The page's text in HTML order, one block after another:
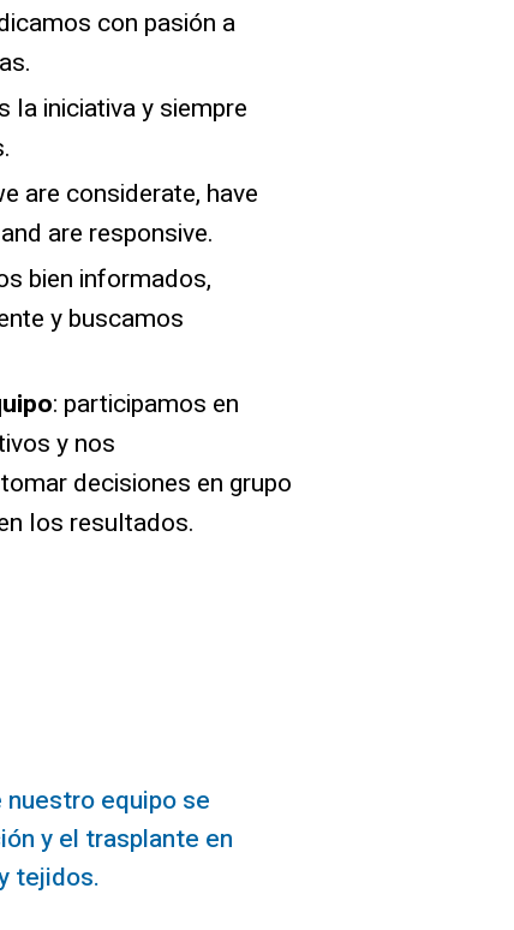
con pasión a
la iniciativa y siempre
are considerate, have
are responsive.
bien informados,
y buscamos
: participamos en
y nos
decisiones en grupo
los resultados.
equipo se
y el trasplante en
tejidos.